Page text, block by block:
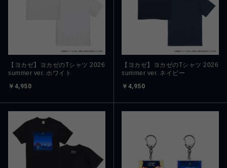
【ヨカゼ】ヨカゼのTシャツ 2026
summer ver. ホワイト
￥4,950
【ヨカゼ】ヨカゼのTシャツ 2026
summer ver. ネイビー
￥4,950